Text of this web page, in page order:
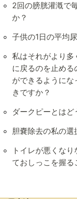
2回の膀胱灌漑で
か？
子供の1日の平均
私はそれがより多
に戻るのを止める
ができるように
きですか？
ダークピーとはど
胆嚢除去の私の選
トイレが悪くな
ておしっこを握る